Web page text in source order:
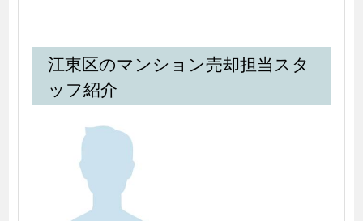
江東区のマンション売却担当スタ
ッフ紹介